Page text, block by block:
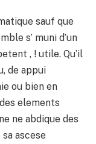
sauf que
s’ muni d’un
, ! utile. Qu’il
de appui
ou bien en
elements
ne abdique des
ascese